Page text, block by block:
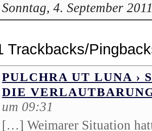
Sonntag, 4. September
Trackbacks/
PULCHRA UT LUNA ›
DIE
um 09:31
[…] Weimarer Situation